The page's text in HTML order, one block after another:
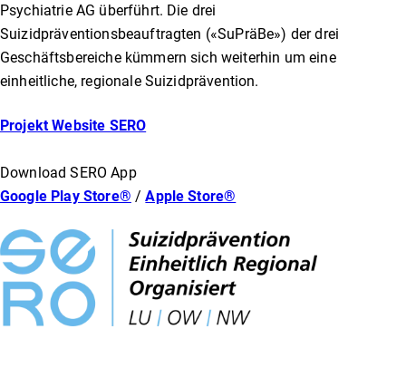
Psychiatrie AG überführt. Die drei
Suizidpräventionsbeauftragten («SuPräBe») der drei
Geschäftsbereiche kümmern sich weiterhin um eine
einheitliche, regionale Suizidprävention.
Projekt Website SERO
Download SERO App
Google Play Store® /Apple Store®